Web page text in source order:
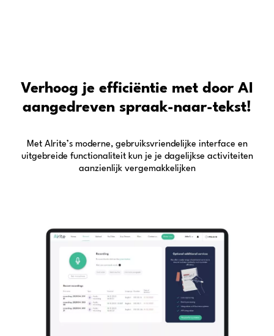
Verhoog je efficiëntie met door AI
aangedreven spraak-naar-tekst!
Met Alrite’s moderne, gebruiksvriendelijke interface en
uitgebreide functionaliteit kun je je dagelijkse activiteiten
aanzienlijk vergemakkelijken